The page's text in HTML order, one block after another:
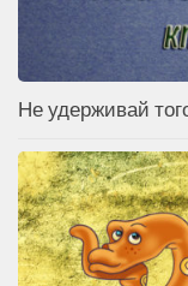
Не удерживай